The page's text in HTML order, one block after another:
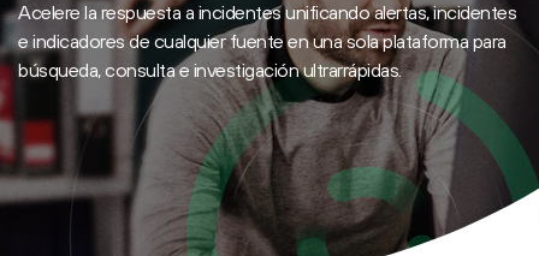
Acelere la respuesta a incidentes unificando alertas, incidentes
e indicadores de cualquier fuente en una sola plataforma para
búsqueda, consulta e investigación ultrarrápidas.